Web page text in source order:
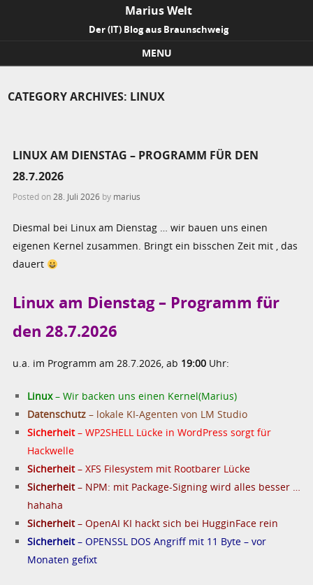
Marius Welt
Der (IT) Blog aus Braunschweig
MENU
CATEGORY ARCHIVES: LINUX
LINUX AM DIENSTAG – PROGRAMM FÜR DEN
28.7.2026
Posted on 28. Juli 2026 by marius
Diesmal bei Linux am Dienstag … wir bauen uns einen
eigenen Kernel zusammen. Bringt ein bisschen Zeit mit , das
dauert
Linux am Dienstag – Programm für
den 28.7.2026
u.a. im Programm am 28.7.2026, ab 19:00 Uhr:
Linux– Wir backen uns einen Kernel(Marius)
Datenschutz – lokale KI-Agenten von LM Studio
Sicherheit– WP2SHELL Lücke in WordPress sorgt für
Hackwelle
Sicherheit– XFS Filesystem mit Rootbarer Lücke
Sicherheit– NPM: mit Package-Signing wird alles besser …
hahaha
Sicherheit– OpenAI KI hackt sich bei HugginFace rein
Sicherheit– OPENSSL DOS Angriff mit 11 Byte – vor
Monaten gefixt